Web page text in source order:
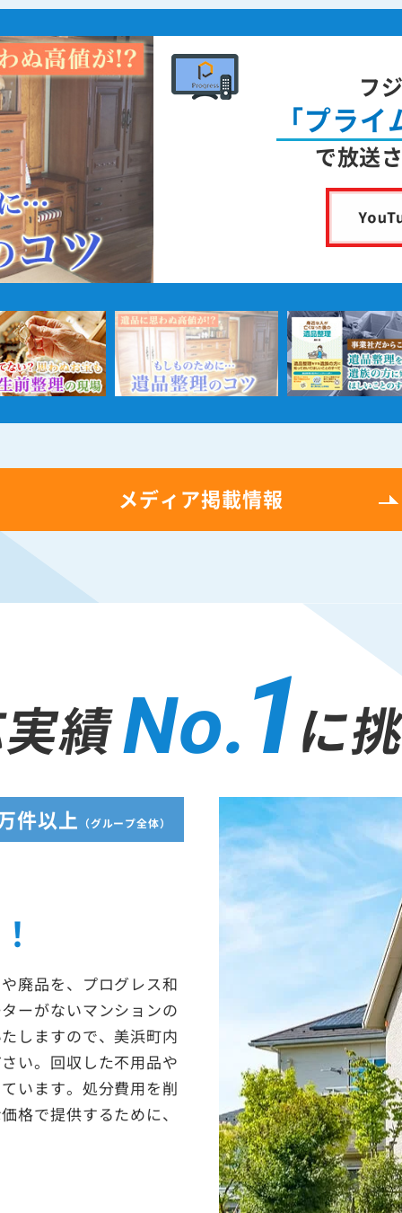
フ
「プラ
で放送
メディア掲載情報
績No.1に
件以上 （グループ全体）
廃品を、プログレス和
ーがないマンションの
しますので、美浜町内
い。回収した不用品や
います。処分費用を削
格で提供するために、